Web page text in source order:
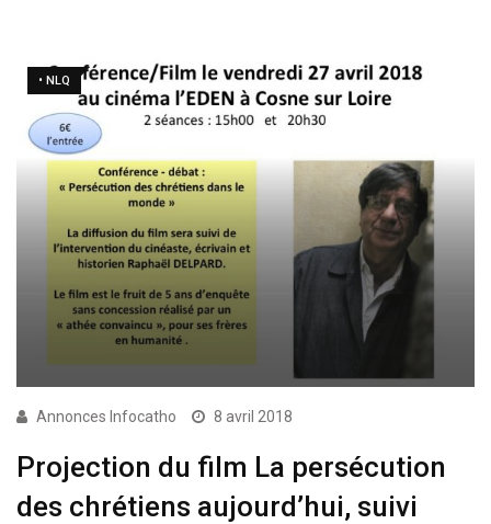
• NLQ
Annonces Infocatho 8 avril 2018
Projection du film La persécution
des chrétiens aujourd’hui, suivi